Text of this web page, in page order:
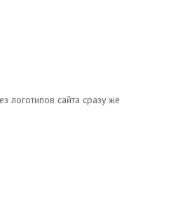
логотипов сайта сразу же